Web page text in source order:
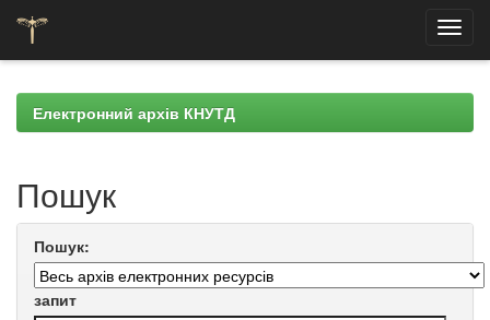
navigationЕлектронний архів КНУТД
Пошук
Пошук:
запит